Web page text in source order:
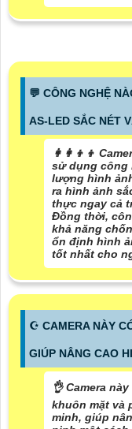
️💬 CÔNG NGHỆ
AS-LED SẮC NÉT
👩‍👩‍👦‍👦
sử dụng công
lượng hình
ra hình ảnh
thực ngay cả
Đồng thời,
khả năng
ổn định hình
tốt nhất cho
☪ CAMERA NÀY
GIÚP NÂNG CAO
👌 Camera
khuôn mặt và
minh, giúp